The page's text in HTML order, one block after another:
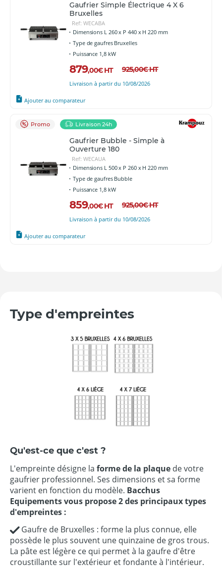
Gaufrier Simple Électrique 4 X 6
Bruxelles
Ref: WECABA
Dimensions L 260 x P 440 x H 220 mm
Type de gaufres Bruxelles
Puissance 1,8 kW
879,00€ HT 925,00€HT
Livraison à partir du 10/08/2026
Ajouter au comparateur
Promo Livraison 24h
Gaufrier Bubble - Simple à
Ouverture 180
Ref: WECAUA
Dimensions L 500 x P 260 x H 220 mm
Type de gaufres Bubble
Puissance 1,8 kW
859,00€ HT 925,00€HT
Livraison à partir du 10/08/2026
Ajouter au comparateur
Type d'empreintes
Qu'est-ce que c'est ?
L'empreinte désigne la forme de la plaque de votre
gaufrier professionnel. Ses dimensions et sa forme
varient en fonction du modèle. Bacchus
Equipements vous propose 2 des principaux types
d'empreintes :
Gaufre de Bruxelles : forme la plus connue, elle
possède le plus souvent une quinzaine de gros trous.
La pâte est légère ce qui permet à la gaufre d'être
croustillante sur l'extérieur et fondante à l'intérieur.